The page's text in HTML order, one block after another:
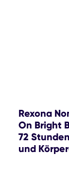
Rexona
On Bright
72
und